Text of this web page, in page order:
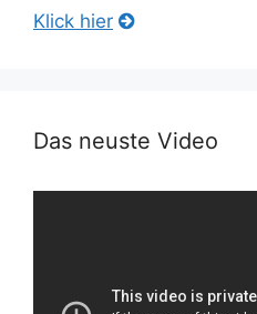
Klick hier
Das neuste Video